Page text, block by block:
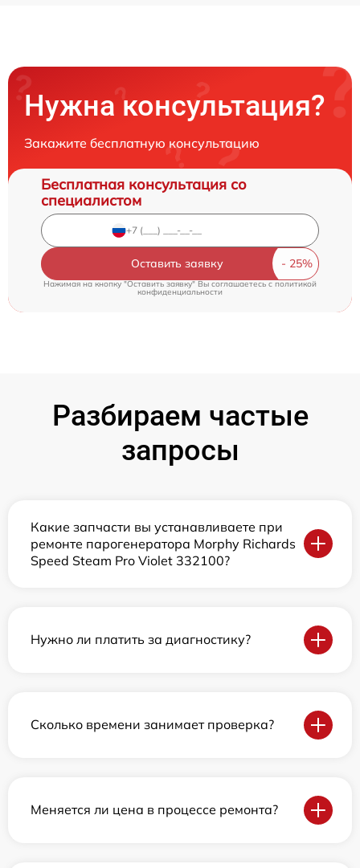
Нужна консультация?
Закажите бесплатную консультацию
Бесплатная консультация со
специалистом
Оставить заявку
Нажимая на кнопку "Оставить заявку" Вы соглашаетесь cполитикой
конфиденциальности
Разбираем частые
запросы
Какие запчасти вы устанавливаете при
ремонте парогенератора Morphy Richards
Speed Steam Pro Violet 332100?
Нужно ли платить за диагностику?
Сколько времени занимает проверка?
Меняется ли цена в процессе ремонта?